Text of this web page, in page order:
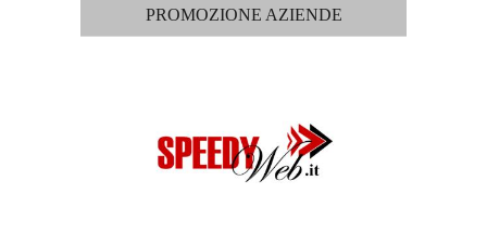
PROMOZIONE AZIENDE